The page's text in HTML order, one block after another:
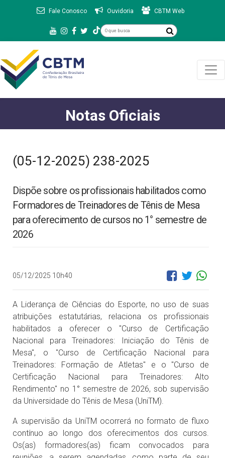
Fale Conosco Ouvidoria CBTM Web
Notas Oficiais
(05-12-2025) 238-2025
Dispõe sobre os profissionais habilitados como
Formadores de Treinadores de Tênis de Mesa
para oferecimento de cursos no 1° semestre de
2026
05/12/2025 10h40
A Liderança de Ciências do Esporte, no uso de suas
atribuições estatutárias, relaciona os profissionais
habilitados a oferecer o "Curso de Certificação
Nacional para Treinadores: Iniciação do Tênis de
Mesa", o "Curso de Certificação Nacional para
Treinadores: Formação de Atletas" e o "Curso de
Certificação Nacional para Treinadores: Alto
Rendimento" no 1° semestre de 2026, sob supervisão
da Universidade do Tênis de Mesa (UniTM).
A supervisão da UniTM ocorrerá no formato de fluxo
contínuo ao longo dos oferecimentos dos cursos.
Os(as) formadores(as) ficam convocados para